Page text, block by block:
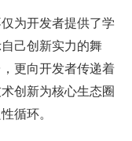
为开发者提供了学
己创新实力的舞
更向开发者传递着
创新为核心生态圈
循环。